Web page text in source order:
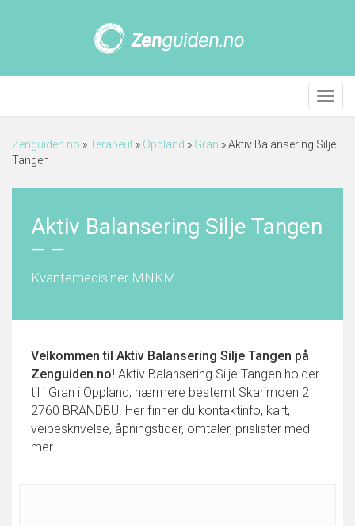
Meny
Zenguiden.no »Terapeut » Oppland » Gran »Aktiv Balansering Silje
Tangen
Aktiv Balansering Silje Tangen
– –
Kvantemedisiner MNKM
Velkommen til Aktiv Balansering Silje Tangen på
Zenguiden.no! Aktiv Balansering Silje Tangen holder
til i Gran i Oppland, nærmere bestemt Skarimoen 2
2760 BRANDBU. Her finner du kontaktinfo, kart,
veibeskrivelse, åpningstider, omtaler, prislister med
mer.